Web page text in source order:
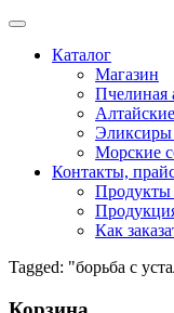
Каталог
Магазин
Пчелиная
Эликсиры
Морские
Контакты,
Продукты
Как
Tagged: "борьба с